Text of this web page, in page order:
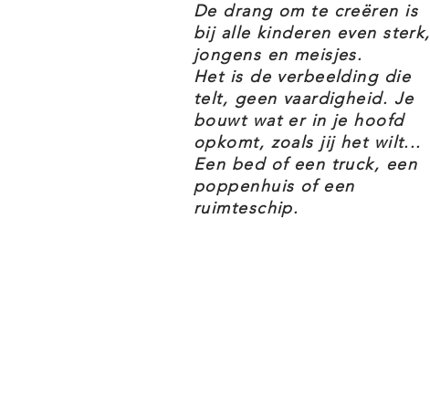
De drang om te creëren is
bij alle kinderen even sterk,
jongens en meisjes.
Het is de verbeelding die
telt, geen vaardigheid. Je
bouwt wat er in je hoofd
opkomt, zoals jij het wilt...
Een bed of een truck, een
poppenhuis of een
ruimteschip.